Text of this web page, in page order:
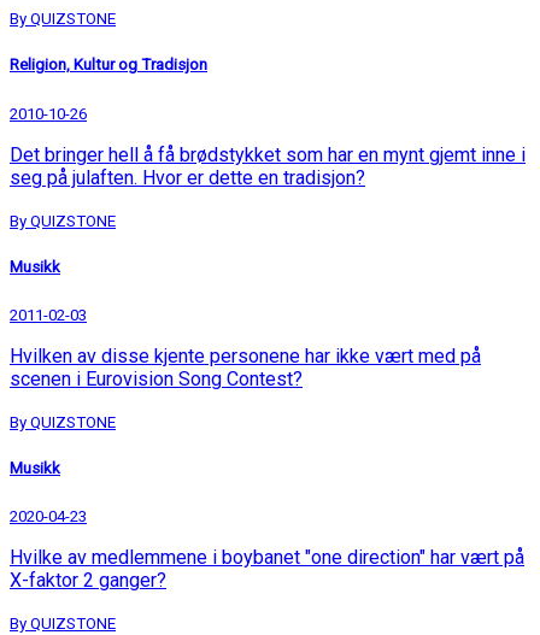
By QUIZSTONE
Religion, Kultur og Tradisjon
2010-10-26
Det bringer hell å få brødstykket som har en mynt gjemt inne i
seg på julaften. Hvor er dette en tradisjon?
By QUIZSTONE
Musikk
2011-02-03
Hvilken av disse kjente personene har ikke vært med på
scenen i Eurovision Song Contest?
By QUIZSTONE
Musikk
2020-04-23
Hvilke av medlemmene i boybanet "one direction" har vært på
X-faktor 2 ganger?
By QUIZSTONE